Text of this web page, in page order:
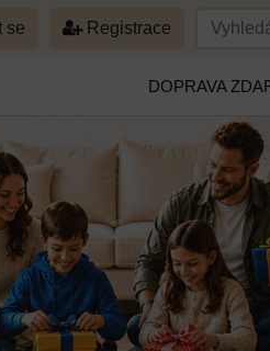
se Registrace
DOPRAVA